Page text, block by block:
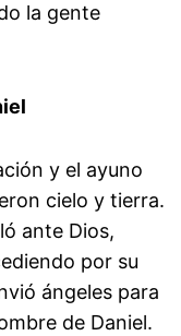
la gente
y el ayuno
cielo y tierra.
ante Dios,
por su
ángeles para
de Daniel.